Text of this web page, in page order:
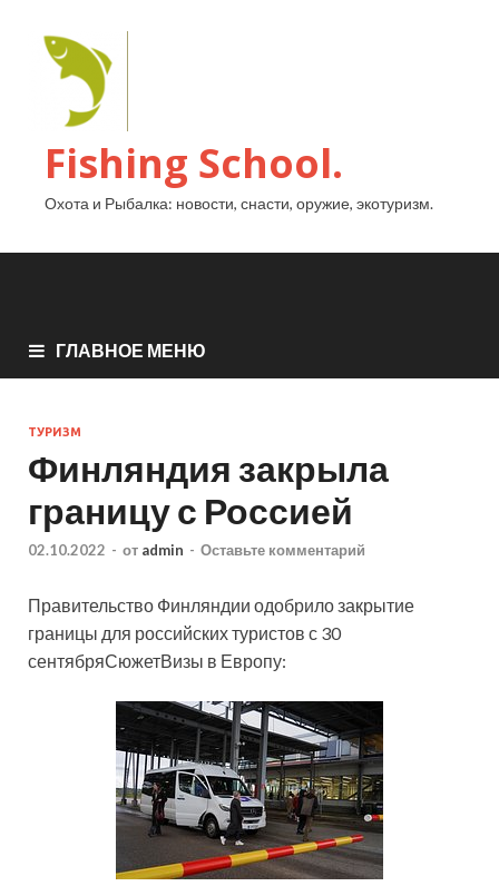
Fishing School.
Охота и Рыбалка: новости, снасти, оружие, экотуризм.
ГЛАВНОЕ МЕНЮ
ТУРИЗМ
Финляндия закрыла
границу с Россией
02.10.2022 - от admin - Оставьте комментарий
Правительство Финляндии одобрило закрытие
границы для российских туристов с 30
сентябряСюжетВизы в Европу: